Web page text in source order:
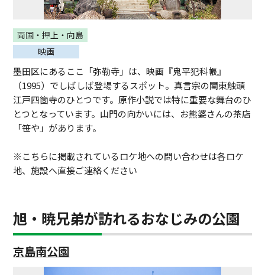
両国・押上・向島
映画
墨田区にあるここ「弥勒寺」は、映画『鬼平犯科帳』
（1995）でしばしば登場するスポット。真言宗の関東触頭
江戸四箇寺のひとつです。原作小説では特に重要な舞台のひ
とつとなっています。山門の向かいには、お熊婆さんの茶店
「笹や」があります。
※こちらに掲載されているロケ地への問い合わせは各ロケ
地、施設へ直接ご連絡ください
旭・暁兄弟が訪れるおなじみの公園
京島南公園